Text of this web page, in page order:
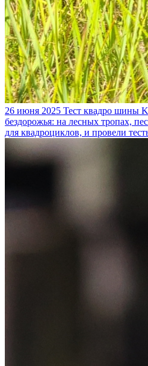
26 июня 2025 Тест квадро шины
бездорожья: на лесных тропах,
для квадроциклов, и провели